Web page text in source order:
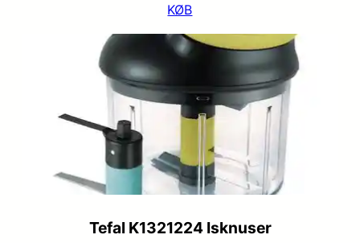
KØB
Tefal K1321224 Isknuser